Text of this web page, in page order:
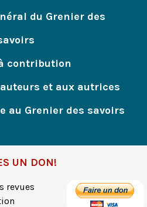
du Grenier des
contribution
et aux autrices
au Grenier des savoirs
UN DON!
revues